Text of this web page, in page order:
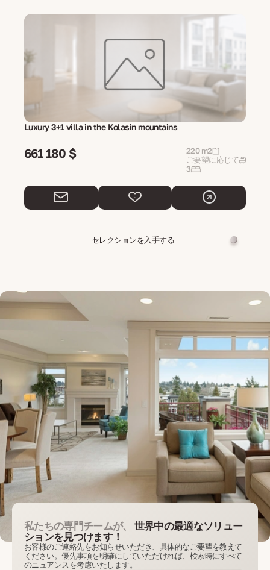
Luxury 3+1 villa in the Kolasin mountains
661 180 $
220 m2
ご要望に応じて
3
セレクションを入手する
私たちの専門チームが、
世界中の最適なソリュー
ションを見つけます！
お客様のご連絡先をお知らせいただき、具体的なご要望を教えて
ください。優先事項を明確にしていただければ、検索時にすべて
のニュアンスを考慮いたします。